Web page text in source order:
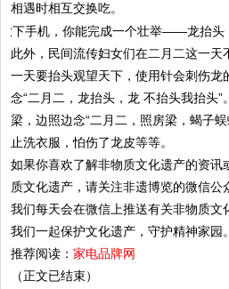
相遇时相互交换吃。
此外，民间流传妇女们在二月二这一
一天要抬头观望天下，使用针会刺伤龙
念“二月二，龙抬头，龙 不抬头我抬头
梁，边照边念“二月二，照房梁，蝎子
止洗衣服，怕伤了龙皮等等。
如果你喜欢了解非物质文化遗产的资讯
质文化遗产，请关注非遗博览的微信公
我们每天会在微信上推送有关非物质文
我们一起保护文化遗产，守护精神家园。
推荐阅读：家电品牌网
（正文已结束）